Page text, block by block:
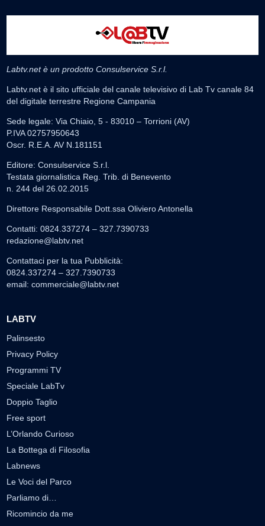
Labtv.net è un prodotto Consulservice S.r.l.
Labtv.net è il sito ufficiale del canale televisivo di Lab Tv canale 84
del digitale terrestre Regione Campania
Sede legale: Via Chiaio, 5 - 83010 – Torrioni (AV)
P.IVA 02757950643
Oscr. R.E.A. AV N.181151
Editore: Consulservice S.r.l.
Testata giornalistica Reg. Trib. di Benevento
n. 244 del 26.02.2015
Direttore Responsabile Dott.ssa Oliviero Antonella
Contatti: 0824.337274 – 327.7390733
redazione@labtv.net
Contattaci per la tua Pubblicità:
0824.337274 – 327.7390733
email: commerciale@labtv.net
LABTV
Palinsesto
Privacy Policy
Programmi TV
Speciale LabTv
Doppio Taglio
Free sport
L’Orlando Curioso
La Bottega di Filosofia
Labnews
Le Voci del Parco
Parliamo di…
Ricomincio da me